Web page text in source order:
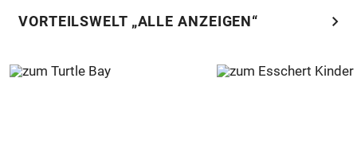
VORTEILSWELT „ALLE ANZEIGEN“ chevron_right